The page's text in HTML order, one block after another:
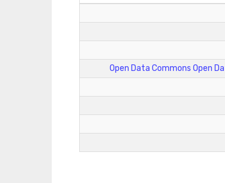
Open Data Commons Open